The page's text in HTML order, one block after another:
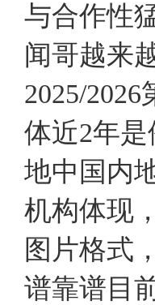
与合作性
闻哥越来
2025/
体近2年
地中国内
机构体现
图片格式
谱靠谱目